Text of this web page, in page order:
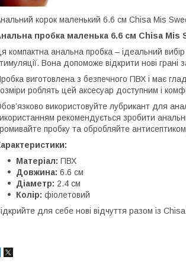
корок маленький 6.6 см Chisa Mis
пробка маленька 6.6 см Chisa Mis
компактна анальна пробка – ідеальний
Вона допоможе відкрити нові
виготовлена з безпечного ПВХ і має
роблять цей аксесуар доступним і
використовуйте лубрикант для
рекомендується зробити
пробку та обробляйте
Матеріал: ПВХ
Довжина: 6.6 см
Діаметр: 2.4 см
Колір: фіолетовий
для себе нові відчуття разом із